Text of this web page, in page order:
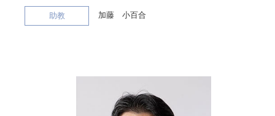
助教 加藤 小百合